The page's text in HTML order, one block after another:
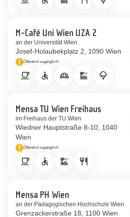
M-Café Uni Wien UZA 2
an der Universität Wien
Josef-Holaubekplatz 2 1090 Wien
priority_highÖffentlich zugänglich!
local_cafe accessible bakery_dining dinner_dining icecream
Mensa TU Wien Freihaus
im Freihaus der TU Wien
Wiedner Hauptstraße 8-10 1040
Wien
priority_highÖffentlich zugänglich!
local_cafe accessible dinner_dining restaurant
Mensa PH Wien
an der Pädagogischen Hochschule Wien
Grenzackerstraße 18 1100 Wien